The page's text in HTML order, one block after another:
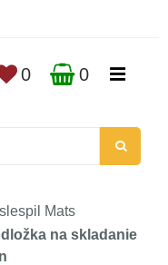
0 0
Mats
na skladanie